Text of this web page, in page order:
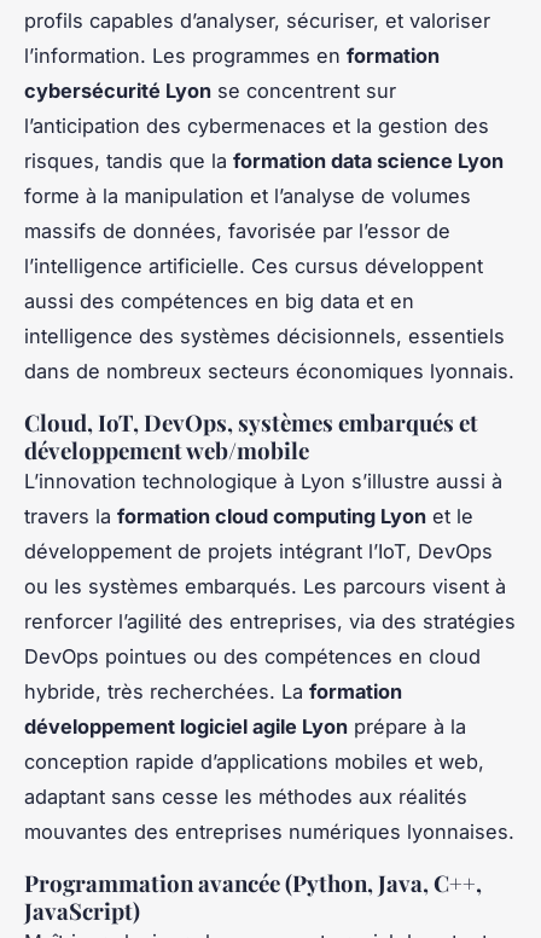
profils capables d’analyser, sécuriser, et valoriser
l’information. Les programmes en formation
cybersécurité Lyon se concentrent sur
l’anticipation des cybermenaces et la gestion des
risques, tandis que la formation data science Lyon
forme à la manipulation et l’analyse de volumes
massifs de données, favorisée par l’essor de
l’intelligence artificielle. Ces cursus développent
aussi des compétences en big data et en
intelligence des systèmes décisionnels, essentiels
dans de nombreux secteurs économiques lyonnais.
Cloud, IoT, DevOps, systèmes embarqués et
développement web/mobile
L’innovation technologique à Lyon s’illustre aussi à
travers la formation cloud computing Lyon et le
développement de projets intégrant l’IoT, DevOps
ou les systèmes embarqués. Les parcours visent à
renforcer l’agilité des entreprises, via des stratégies
DevOps pointues ou des compétences en cloud
hybride, très recherchées. La formation
développement logiciel agile Lyon prépare à la
conception rapide d’applications mobiles et web,
adaptant sans cesse les méthodes aux réalités
mouvantes des entreprises numériques lyonnaises.
Programmation avancée (Python, Java, C++,
JavaScript)